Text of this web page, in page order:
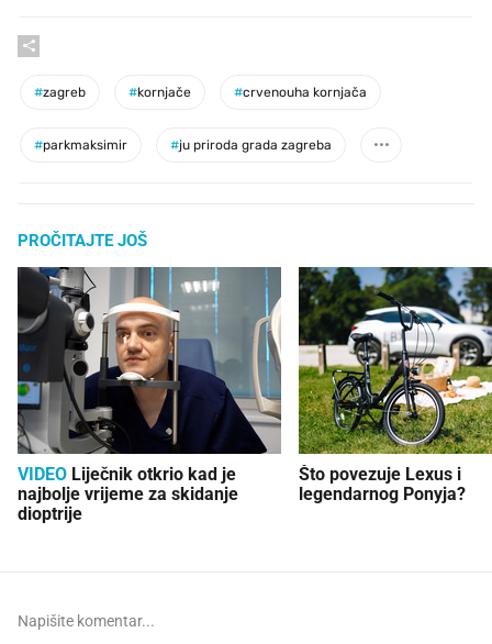
#zagreb #kornjače #crvenouha kornjača
#parkmaksimir #ju priroda grada zagreba
PROČITAJTE JOŠ
VIDEO
najbolje vrijeme za skidanje
dioptrije
Što povezuje Lexus i
legendarnog Ponyja?